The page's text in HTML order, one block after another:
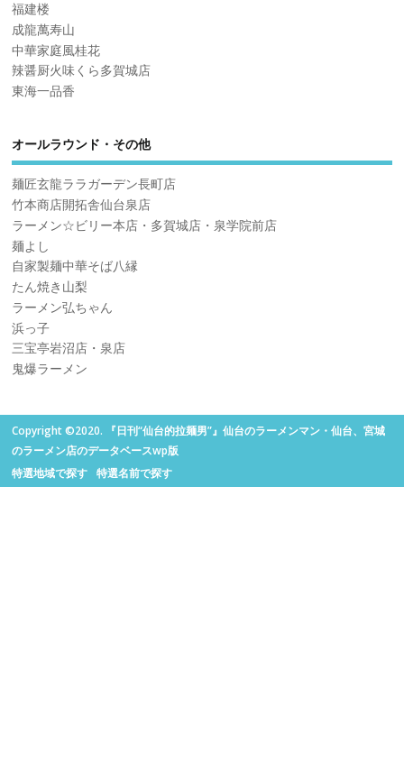
福建楼
成龍萬寿山
中華家庭風桂花
辣醤厨火味くら多賀城店
東海一品香
オールラウンド・その他
麺匠玄龍ララガーデン長町店
竹本商店開拓舎仙台泉店
ラーメン☆ビリー本店・多賀城店・泉学院前店
麺よし
自家製麺中華そば八縁
たん焼き山梨
ラーメン弘ちゃん
浜っ子
三宝亭岩沼店・泉店
鬼爆ラーメン
Copyright ©2020. 『日刊“仙台的拉麺男”』仙台のラーメンマン・仙台、宮城
のラーメン店のデータベースwp版
特選地域で探す
特選名前で探す